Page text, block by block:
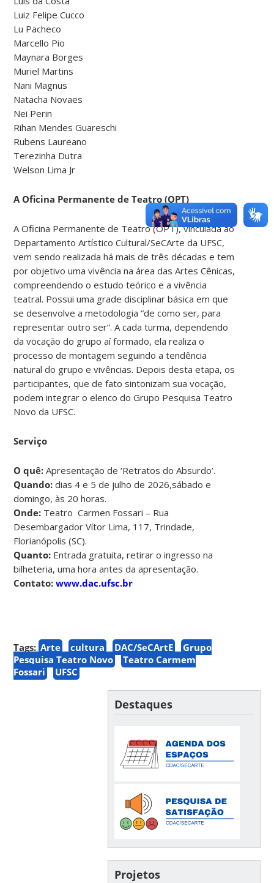
Luiz Felipe Cucco
Lu Pacheco
Marcello Pio
Maynara Borges
Muriel Martins
Nani Magnus
Natacha Novaes
Nei Perin
Rihan Mendes Guareschi
Rubens Laureano
Terezinha Dutra
Welson Lima Jr
A Oficina Permanente de Teatro (OPT)
A Oficina Permanente de Teatro (OPT), vinculada ao
Departamento Artístico Cultural/SeCArte da UFSC,
vem sendo realizada há mais de três décadas e tem
por objetivo uma vivência na área das Artes Cênicas,
compreendendo o estudo teórico e a vivência
teatral. Possui uma grade disciplinar básica em que
se desenvolve a metodologia “de como ser, para
representar outro ser”. A cada turma, dependendo
da vocação do grupo aí formado, ela realiza o
processo de montagem seguindo a tendência
natural do grupo e vivências. Depois desta etapa, os
participantes, que de fato sintonizam sua vocação,
podem integrar o elenco do Grupo Pesquisa Teatro
Novo da UFSC.
Serviço
O quê: Apresentação de ‘Retratos do Absurdo’.
Quando: dias 4 e 5 de julho de 2026,sábado e
domingo, às 20 horas.
Onde: Teatro Carmen Fossari – Rua
Desembargador Vítor Lima, 117, Trindade,
Florianópolis (SC).
Quanto: Entrada gratuita, retirar o ingresso na
bilheteria, uma hora antes da apresentação.
Contato: www.dac.ufsc.br
Tags: Arte cultura DAC/SeCArtE
Grupo
Pesquisa Teatro Novo
Teatro Carmem
Fossari
UFSC
Destaques
Projetos